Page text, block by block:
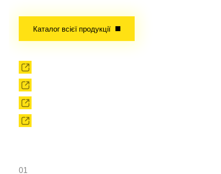
Каталог всієї продукції
01